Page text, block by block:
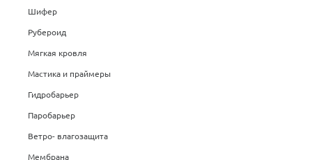
Шифер
Рубероид
Мягкая кровля
Мастика и праймеры
Гидробарьер
Паробарьер
Ветро- влагозащита
Мембрана